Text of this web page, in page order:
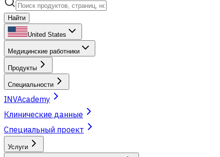
Найти
United States
Медицинские работники
Продукты
Специальности
INVAcademy
Клинические данные
Специальный проект
Услуги